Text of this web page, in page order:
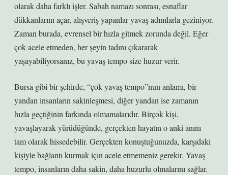
olarak daha farklı işler. Sabah namazı sonrası, esnaflar
dükkanlarını açar, alışveriş yapanlar yavaş adımlarla geziniyor.
Zaman burada, evrensel bir hızla gitmek zorunda değil. Eğer
çok acele etmeden, her şeyin tadını çıkararak
yaşayabiliyorsanız, bu yavaş tempo size huzur verir.
Bursa gibi bir şehirde, “çok yavaş tempo”nun anlamı, bir
yandan insanların sakinleşmesi, diğer yandan ise zamanın
hızla geçtiğinin farkında olmamalarıdır. Birçok kişi,
yavaşlayarak yürüdüğünde, gerçekten hayatın o anki anını
tam olarak hissedebilir. Gerçekten konuştuğunuzda, karşıdaki
kişiyle bağlantı kurmak için acele etmemeniz gerekir. Yavaş
tempo, insanların daha sakin, daha huzurlu olmalarını sağlar.